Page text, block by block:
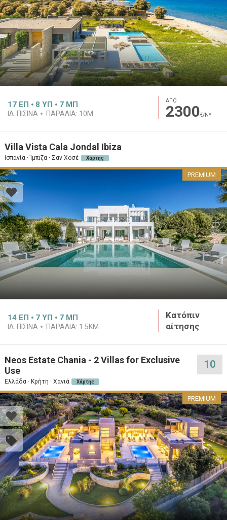
17 ΕΠ 8 ΥΠ 7 ΜΠ
ΙΔ. ΠΙΣΊΝΑ ΠΑΡΑΛΊΑ: 10M
ΑΠΟ
2300€/ΝΥ
Villa Vista Cala Jondal Ibiza
Ισπανία · Ίμπιζα · Σαν Χοσέ Χάρτης
PREMIUM
14 ΕΠ 7 ΥΠ 7 ΜΠ
ΙΔ. ΠΙΣΊΝΑ ΠΑΡΑΛΊΑ: 1.5KM
Κατόπιν
αίτησης
Neos Estate Chania - 2 Villas for Exclusive
Use
Ελλάδα · Κρήτη · Χανιά Χάρτης
10
PREMIUM